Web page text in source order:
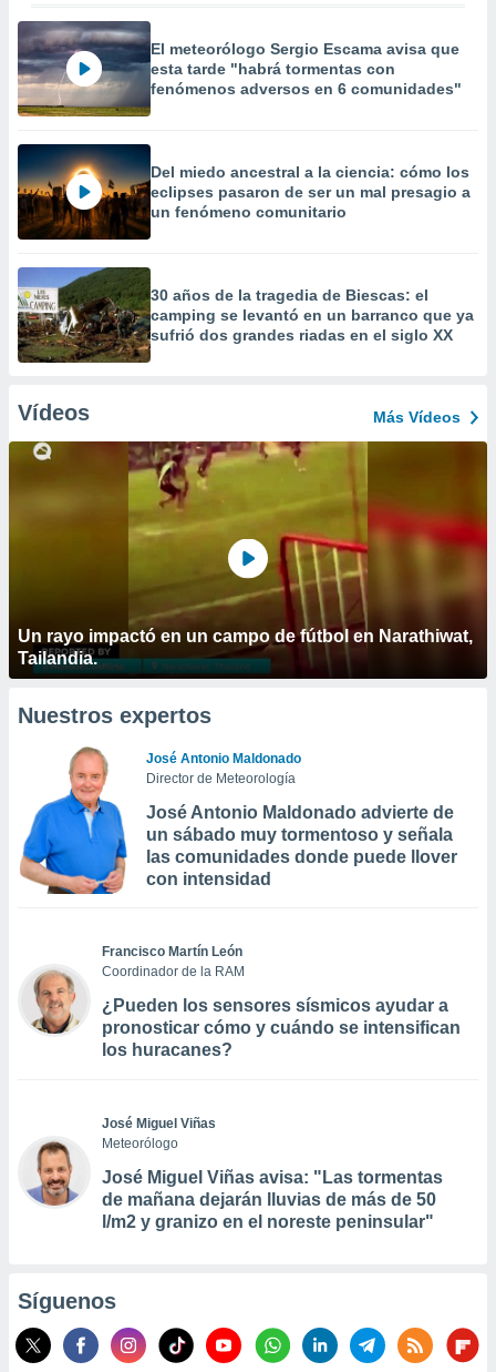
El meteorólogo Sergio Escama avisa que
esta tarde "habrá tormentas con
fenómenos adversos en 6 comunidades"
Del miedo ancestral a la ciencia: cómo los
eclipses pasaron de ser un mal presagio a
un fenómeno comunitario
30 años de la tragedia de Biescas: el
camping se levantó en un barranco que ya
sufrió dos grandes riadas en el siglo XX
Vídeos Más Vídeos
Un rayo impactó en un campo de fútbol en Narathiwat,
Tailandia.
Nuestros expertos
José Antonio Maldonado
Director de Meteorología
José Antonio Maldonado advierte de
un sábado muy tormentoso y señala
las comunidades donde puede llover
con intensidad
Francisco Martín León
Coordinador de la RAM
¿Pueden los sensores sísmicos ayudar a
pronosticar cómo y cuándo se intensifican
los huracanes?
José Miguel Viñas
Meteorólogo
José Miguel Viñas avisa: "Las tormentas
de mañana dejarán lluvias de más de 50
l/m2 y granizo en el noreste peninsular"
Síguenos